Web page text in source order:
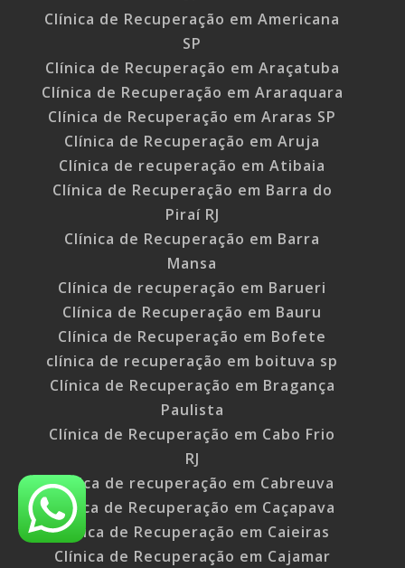
Clínica de Recuperação em Americana
SP
Clínica de Recuperação em Araçatuba
Clínica de Recuperação em Araraquara
Clínica de Recuperação em Araras SP
Clínica de Recuperação em Aruja
Clínica de recuperação em Atibaia
Clínica de Recuperação em Barra do
Piraí RJ
Clínica de Recuperação em Barra
Mansa
Clínica de recuperação em Barueri
Clínica de Recuperação em Bauru
Clínica de Recuperação em Bofete
clínica de recuperação em boituva sp
Clínica de Recuperação em Bragança
Paulista
Clínica de Recuperação em Cabo Frio
RJ
Clínica de recuperação em Cabreuva
Clínica de Recuperação em Caçapava
Clínica de Recuperação em Caieiras
Clínica de Recuperação em Cajamar